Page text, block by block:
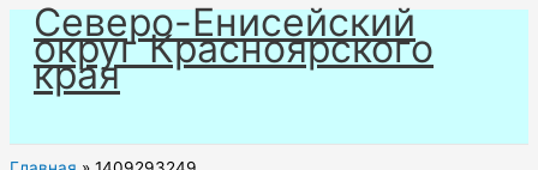
Перейти
содержимому
Северо-Енисейский
округ Красноярского
края